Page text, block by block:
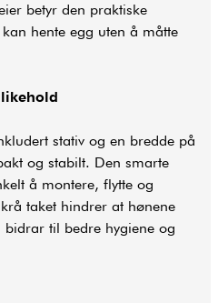
betyr den praktiske
hente egg uten å måtte
stativ og en bredde på
og stabilt. Den smarte
å montere, flytte og
taket hindrer at hønene
til bedre hygiene og